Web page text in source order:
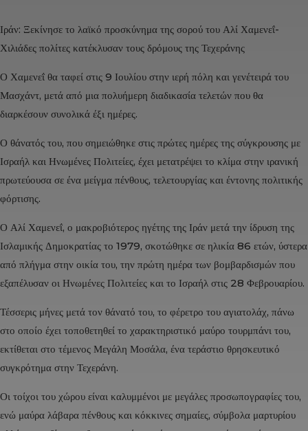
Ιράν: Ξεκίνησε το λαϊκό προσκύνημα της σορού του Αλί Χαμενεΐ-
Χιλιάδες πολίτες κατέκλυσαν τους δρόμους της Τεχεράνης
Ο Χαμενεΐ θα ταφεί στις 9 Ιουλίου στην ιερή πόλη και γενέτειρά του
Μασχάντ, μετά από μια πολυήμερη διαδικασία τελετών που θα
διαρκέσουν συνολικά έξι ημέρες.
Ο θάνατός του, που σημειώθηκε στις πρώτες ημέρες της σύγκρουσης με
Ισραήλ και Ηνωμένες Πολιτείες, έχει μετατρέψει το κλίμα στην ιρανική
πρωτεύουσα σε ένα μείγμα πένθους, τελετουργίας και έντονης πολιτικής
φόρτισης.
Ο Αλί Χαμενεΐ, ο μακροβιότερος ηγέτης της Ιράν μετά την ίδρυση της
Ισλαμικής Δημοκρατίας το 1979, σκοτώθηκε σε ηλικία 86 ετών, ύστερα
από πλήγμα στην οικία του, την πρώτη ημέρα των βομβαρδισμών που
εξαπέλυσαν οι Ηνωμένες Πολιτείες και το Ισραήλ στις 28 Φεβρουαρίου.
Τέσσερις μήνες μετά τον θάνατό του, το φέρετρο του αγιατολάχ, πάνω
στο οποίο έχει τοποθετηθεί το χαρακτηριστικό μαύρο τουρμπάνι του,
εκτίθεται στο τέμενος Μεγάλη Μοσάλα, ένα τεράστιο θρησκευτικό
συγκρότημα στην Τεχεράνη.
Οι τοίχοι του χώρου είναι καλυμμένοι με μεγάλες προσωπογραφίες του,
ενώ μαύρα λάβαρα πένθους και κόκκινες σημαίες, σύμβολα μαρτυρίου